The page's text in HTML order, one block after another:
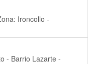
Ironcollo -
- Barrio Lazarte -